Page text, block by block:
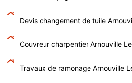
Devis changement de tuile
Couvreur charpentier Arnouville
Travaux de ramonage Arnouville